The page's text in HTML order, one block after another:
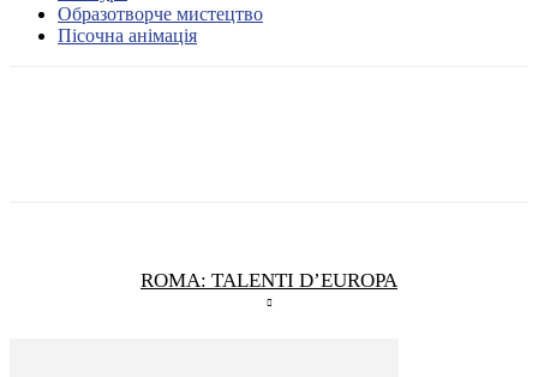
Образотворче мистецтво
Пісочна анімація
ROMA: TALENTI D’EUROPA